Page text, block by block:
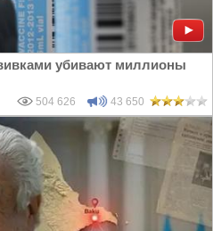
убивают миллионы
504 626 43 650